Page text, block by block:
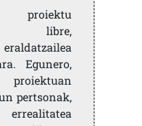
libre,
Egunero,
pertsonak,